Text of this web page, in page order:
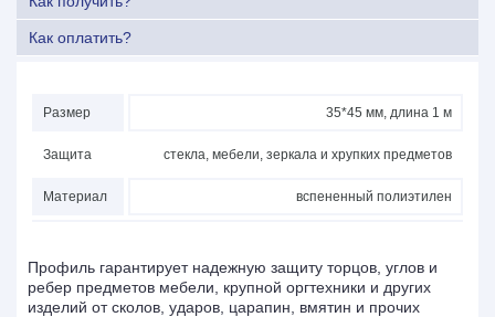
Как оплатить?
Размер 35*45 мм, длина 1 м
Защита стекла, мебели, зеркала и хрупких предметов
Материал вспененный полиэтилен
Профиль гарантирует надежную защиту торцов, углов и
ребер предметов мебели, крупной оргтехники и других
изделий от сколов, ударов, царапин, вмятин и прочих